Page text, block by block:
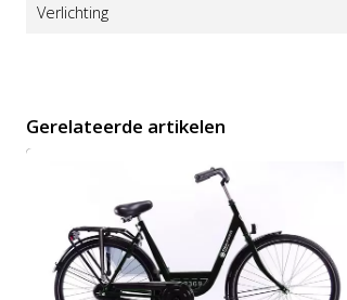
Verlichting
Gerelateerde artikelen